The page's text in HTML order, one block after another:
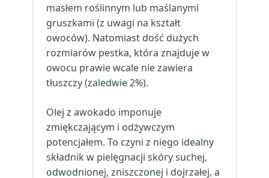
masłem roślinnym lub maślanymi
gruszkami (z uwagi na kształt
owoców). Natomiast dość dużych
rozmiarów pestka, która znajduje w
owocu prawie wcale nie zawiera
tłuszczy (zaledwie 2%).
Olej z awokado imponuje
zmiękczającym i odżywczym
potencjałem. To czyni z niego idealny
składnik w pielęgnacji skóry suchej,
odwodnionej, zniszczonej i dojrzałej, a